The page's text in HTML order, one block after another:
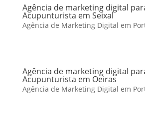
Agência de marketing digital
Acupunturista em Seixal
Agência de Marketing Digital em
Agência de marketing digital
Acupunturista em Oeiras
Agência de Marketing Digital em